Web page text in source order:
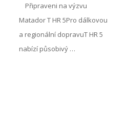
Připraveni na výzvu
Matador T HR 5Pro dálkovou
a regionální dopravuT HR 5
nabízí působivý …